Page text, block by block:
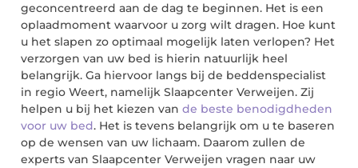
geconcentreerd aan de dag te beginnen. Het is een
oplaadmoment waarvoor u zorg wilt dragen. Hoe kunt
u het slapen zo optimaal mogelijk laten verlopen? Het
verzorgen van uw bed is hierin natuurlijk heel
belangrijk. Ga hiervoor langs bij de beddenspecialist
in regio Weert, namelijk Slaapcenter Verweijen. Zij
helpen u bij het kiezen van de beste benodigdheden
voor uw bed. Het is tevens belangrijk om u te baseren
op de wensen van uw lichaam. Daarom zullen de
experts van Slaapcenter Verweijen vragen naar uw